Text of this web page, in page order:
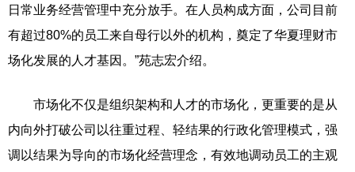
日常业务经营管理中充分放手。在人员构成方面，公司目前
有超过80%的员工来自母行以外的机构，奠定了华夏理财市
场化发展的人才基因。”苑志宏介绍。
市场化不仅是组织架构和人才的市场化，更重要的是从
内向外打破公司以往重过程、轻结果的行政化管理模式，强
调以结果为导向的市场化经营理念，有效地调动员工的主观